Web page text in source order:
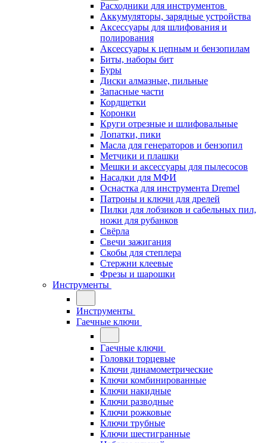
Расходники для инструментов
Аккумуляторы, зарядные устройства
Аксессуары для шлифования и
полирования
Аксессуары к цепным и бензопилам
Биты, наборы бит
Буры
Диски алмазные, пильные
Запасные части
Кордщетки
Коронки
Круги отрезные и шлифовальные
Лопатки, пики
Масла для генераторов и бензопил
Метчики и плашки
Мешки и аксессуары для пылесосов
Насадки для МФИ
Оснастка для инструмента Dremel
Патроны и ключи для дрелей
Пилки для лобзиков и сабельных пил,
ножи для рубанков
Свёрла
Свечи зажигания
Скобы для степлера
Стержни клеевые
Фрезы и шарошки
Инструменты
Инструменты
Гаечные ключи
Гаечные ключи
Головки торцевые
Ключи динамометрические
Ключи комбинированные
Ключи накидные
Ключи разводные
Ключи рожковые
Ключи трубные
Ключи шестигранные